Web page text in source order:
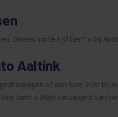
Binnen korte tijd bent u bij
Aaltink
of een luxe SUV: bij
bent u altijd verzekerd van